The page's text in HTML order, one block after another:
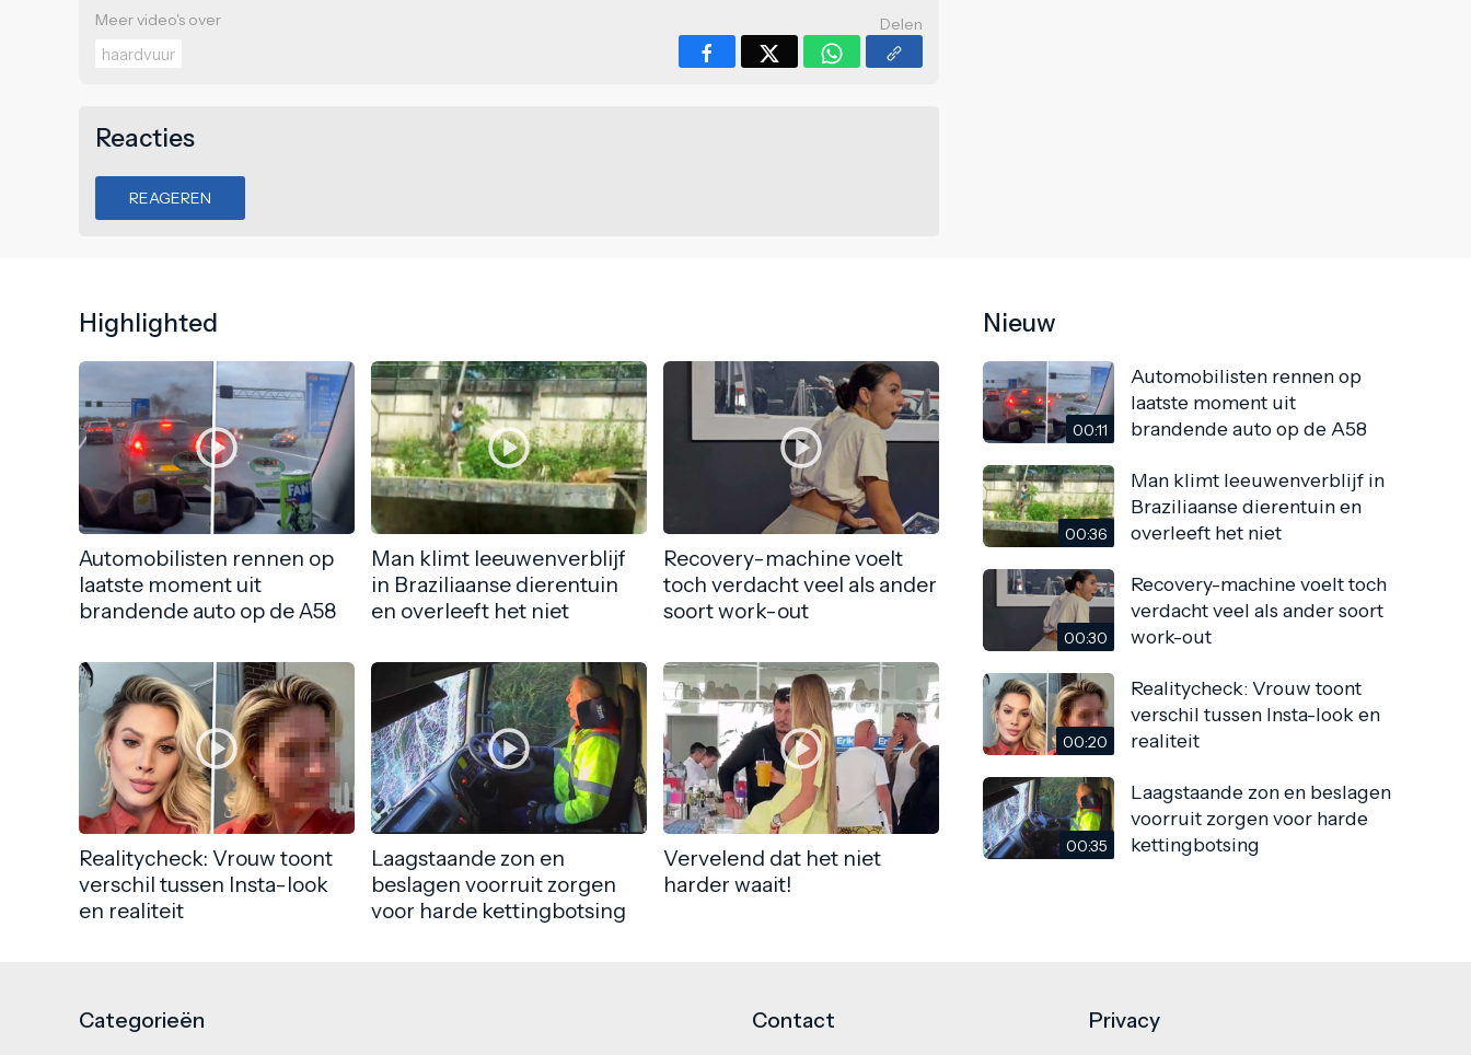
Meer video's over
haardvuur
Delen
Reacties
REAGEREN
Highlighted
Automobilisten rennen op
laatste moment uit
brandende auto op de A58
Man klimt leeuwenverblijf
in Braziliaanse dierentuin
en overleeft het niet
Recovery-machine voelt
toch verdacht veel als ander
soort work-out
Realitycheck: Vrouw toont
verschil tussen Insta-look
en realiteit
Laagstaande zon en
beslagen voorruit zorgen
voor harde kettingbotsing
Vervelend dat het niet
harder waait!
Nieuw
00:11
Automobilisten rennen op
laatste moment uit
brandende auto op de A58
00:36
Man klimt leeuwenverblijf in
Braziliaanse dierentuin en
overleeft het niet
00:30
Recovery-machine voelt toch
verdacht veel als ander soort
work-out
00:20
Realitycheck: Vrouw toont
verschil tussen Insta-look en
realiteit
00:35
Laagstaande zon en beslagen
voorruit zorgen voor harde
kettingbotsing
Categorieën Contact Privacy